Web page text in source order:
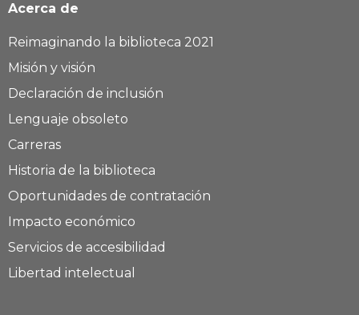
Acerca de
Reimaginando la biblioteca 2021
Misión y visión
Declaración de inclusión
Lenguaje obsoleto
Carreras
Historia de la biblioteca
Oportunidades de contratación
Impacto económico
Servicios de accesibilidad
Libertad intelectual